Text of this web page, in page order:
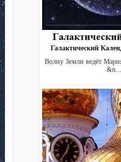
Галактический
Волну Земли ведёт
&n...